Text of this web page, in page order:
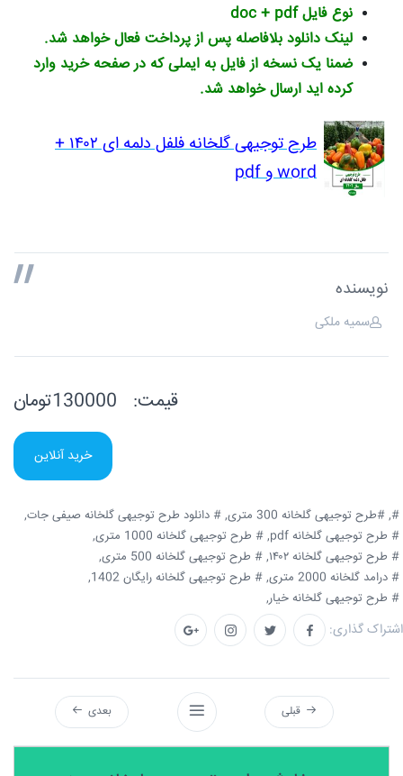
نوع فایل doc + pdf
لینک دانلود بلافاصله پس از پرداخت فعال خواهد شد.
ضمنا یک نسخه از فایل به ایملی که در صفحه خرید وارد
کرده اید ارسال خواهد شد.
طرح توجیهی گلخانه فلفل دلمه ای ۱۴۰۲ +
word و pdf
نویسنده
سمیه ملکی
قیمت:
خرید آنلاین
#, #طرح توجیهی گلخانه 300 متری,
# دانلود طرح توجیهی گلخانه صیفی جات,
# طرح توجیهی گلخانه pdf,
# طرح توجیهی گلخانه 1000 متری,
# طرح توجیهی گلخانه ۱۴۰۲,
# طرح توجیهی گلخانه 500 متری,
# درامد گلخانه 2000 متری,
# طرح توجیهی گلخانه رایگان 1402,
# طرح توجیهی گلخانه خیار,
اشتراک گذاری:
قبلی بعدی